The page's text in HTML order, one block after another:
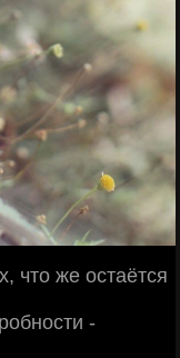
что же остаётся
-